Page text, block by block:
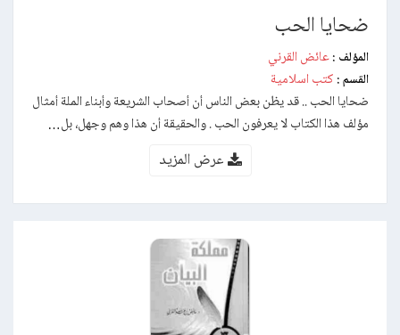
ضحايا الحب
المؤلف : عائض القرني
القسم : كتب اسلامية
ضحايا الحب .. قد يظن بعض الناس أن أصحاب الشريعة وأبناء الملة أمثال
مؤلف هذا الكتاب لا يعرفون الحب . والحقيقة أن هذا وهم وجهل، بل…
عرض المزيد